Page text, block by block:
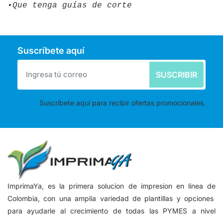
•Que tenga guías de corte
Suscríbete aquí
SUSCRIBIR
Suscríbete aquí para recibir ofertas promocionales.
ImprimaYa, es la primera solucion de impresion en linea de
Colombia, con una amplia variedad de plantillas y opciones
para ayudarle al crecimiento de todas las PYMES a nivel